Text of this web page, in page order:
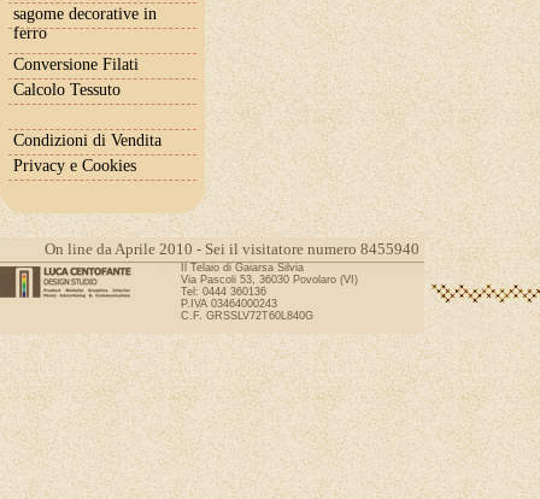
sagome decorative in
ferro
Conversione Filati
Calcolo Tessuto
Condizioni di Vendita
Privacy e Cookies
On line da Aprile 2010 - Sei il visitatore numero 8455940
Il Telaio di Gaiarsa Silvia
Via Pascoli 53, 36030 Povolaro (VI)
Tel: 0444 360136
P.IVA 03464000243
C.F. GRSSLV72T60L840G